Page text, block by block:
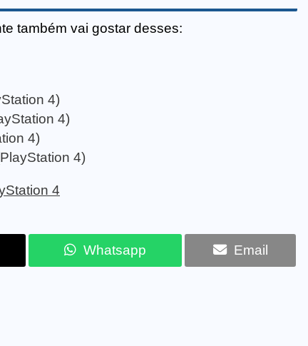
também vai gostar desses:
4)
4)
4)
4)
4
Whatsapp Email